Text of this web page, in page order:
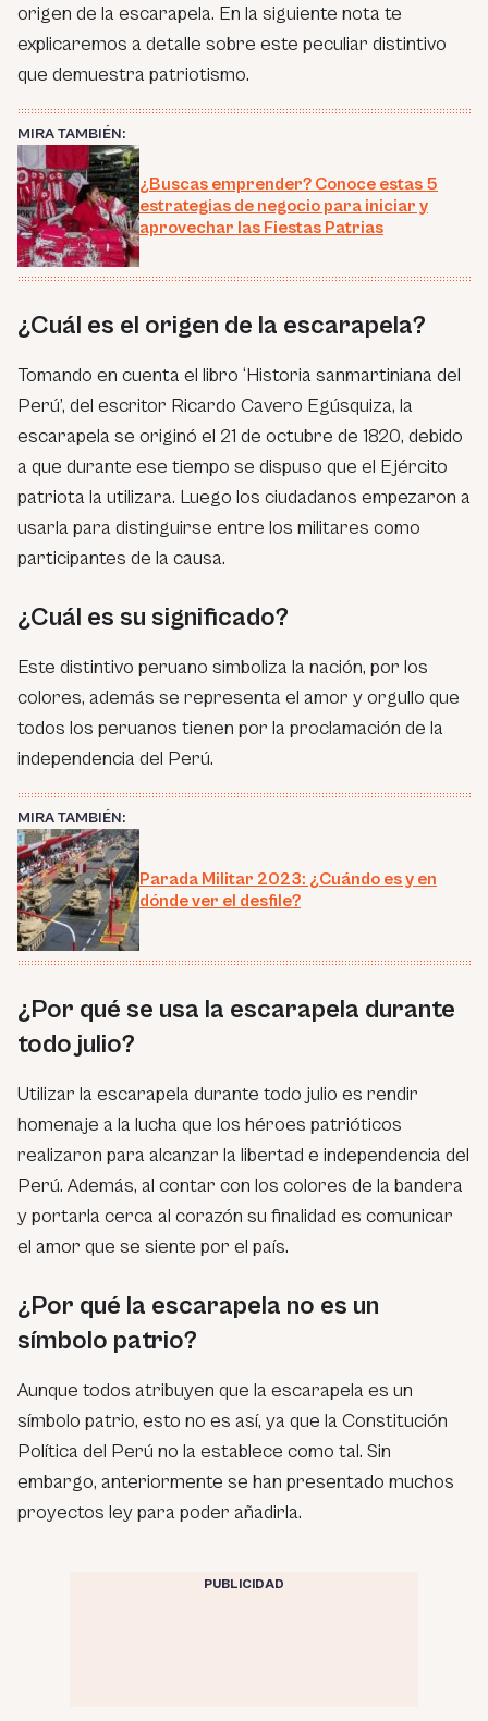
origen de la escarapela. En la siguiente nota te
explicaremos a detalle sobre este peculiar distintivo
que demuestra patriotismo.
MIRA TAMBIÉN:
¿Buscas emprender? Conoce estas 5
estrategias de negocio para iniciar y
aprovechar las Fiestas Patrias
¿Cuál es el origen de la escarapela?
Tomando en cuenta el libro ‘Historia sanmartiniana del
Perú’, del escritor Ricardo Cavero Egúsquiza, la
escarapela se originó el 21 de octubre de 1820, debido
a que durante ese tiempo se dispuso que el Ejército
patriota la utilizara. Luego los ciudadanos empezaron a
usarla para distinguirse entre los militares como
participantes de la causa.
¿Cuál es su significado?
Este distintivo peruano simboliza la nación, por los
colores, además se representa el amor y orgullo que
todos los peruanos tienen por la proclamación de la
independencia del Perú.
MIRA TAMBIÉN:
Parada Militar 2023: ¿Cuándo es y en
dónde ver el desfile?
¿Por qué se usa la escarapela durante
todo julio?
Utilizar la escarapela durante todo julio es rendir
homenaje a la lucha que los héroes patrióticos
realizaron para alcanzar la libertad e independencia del
Perú. Además, al contar con los colores de la bandera
y portarla cerca al corazón su finalidad es comunicar
el amor que se siente por el país.
¿Por qué la escarapela no es un
símbolo patrio?
Aunque todos atribuyen que la escarapela es un
símbolo patrio, esto no es así, ya que la Constitución
Política del Perú no la establece como tal. Sin
embargo, anteriormente se han presentado muchos
proyectos ley para poder añadirla.
PUBLICIDAD